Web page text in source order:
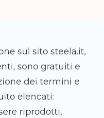
sul sito steela.it,
sono gratuiti e
dei termini e
elencati:
riprodotti,